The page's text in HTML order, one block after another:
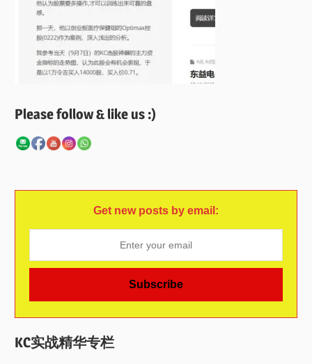
Please follow & like us :)
Get new posts by email:
KC实战精华专栏